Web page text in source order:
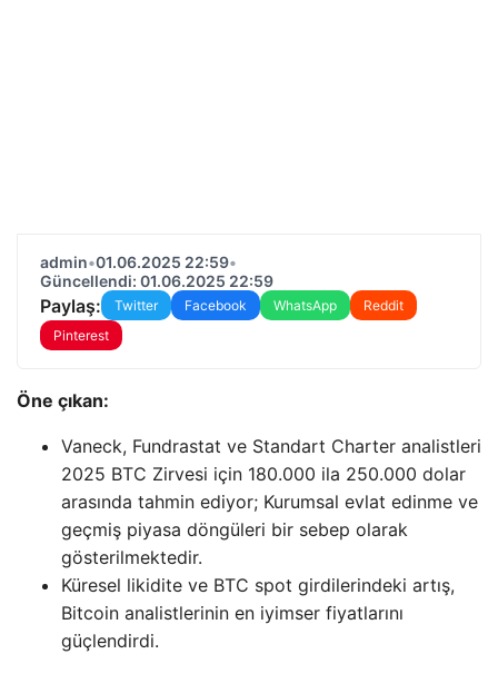
admin•01.06.2025 22:59•
Güncellendi: 01.06.2025 22:59
Paylaş: Twitter Facebook WhatsApp
Reddit
Pinterest
Öne çıkan:
Vaneck, Fundrastat ve Standart Charter analistleri
2025 BTC Zirvesi için 180.000 ila 250.000 dolar
arasında tahmin ediyor; Kurumsal evlat edinme ve
geçmiş piyasa döngüleri bir sebep olarak
gösterilmektedir.
Küresel likidite ve BTC spot girdilerindeki artış,
Bitcoin analistlerinin en iyimser fiyatlarını
güçlendirdi.